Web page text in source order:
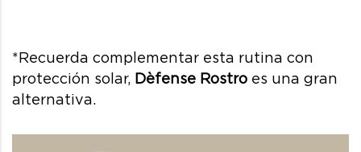
*Recuerda complementar esta rutina con
protección solar, Dèfense Rostro es una gran
alternativa.